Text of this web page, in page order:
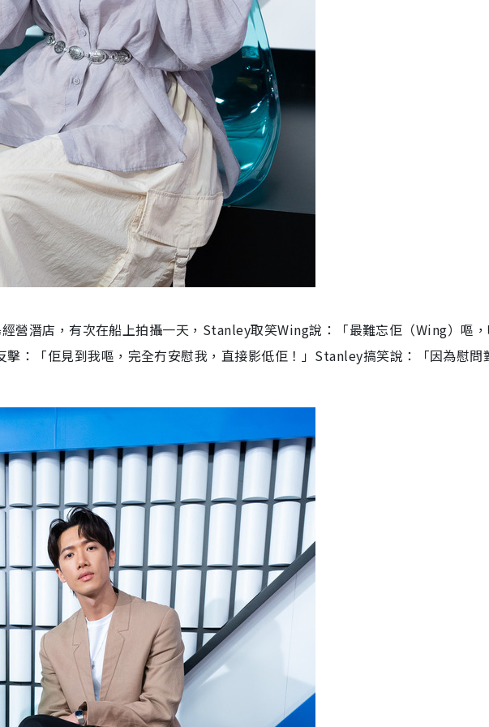
營潛店，有次在船上拍攝一天，Stanley取笑Wing說：「最難忘佢（Wing）嘔
：「佢見到我嘔，完全冇安慰我，直接影低佢！」Stanley搞笑說：「因為慰問